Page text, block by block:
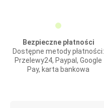
Bezpieczne płatności
Dostępne metody płatności:
Przelewy24, Paypal, Google
Pay, karta bankowa